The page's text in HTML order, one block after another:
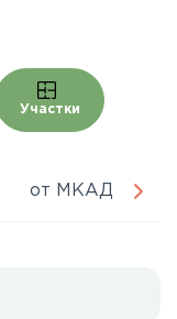
Участки
от МКАД